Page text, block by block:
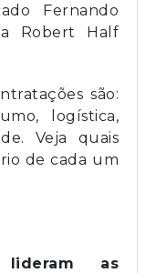
Fernando
Robert Half
são:
logística,
Veja quais
de cada um
lideram as